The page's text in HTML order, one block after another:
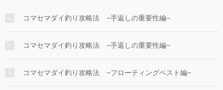
コマセマダイ釣り攻略法 −手返しの重要性編−
コマセマダイ釣り攻略法 −手返しの重要性編−
コマセマダイ釣り攻略法 −フローティングベスト編−